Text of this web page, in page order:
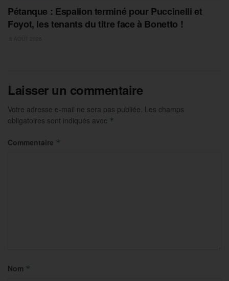
Pétanque : Espalion terminé pour Puccinelli et
Foyot, les tenants du titre face à Bonetto !
Laisser un commentaire
Votre adresse e-mail ne sera pas publiée. Les champs
obligatoires sont indiqués avec *
Commentaire *
Nom *